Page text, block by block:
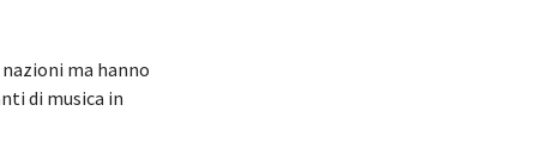
ma hanno
di musica in